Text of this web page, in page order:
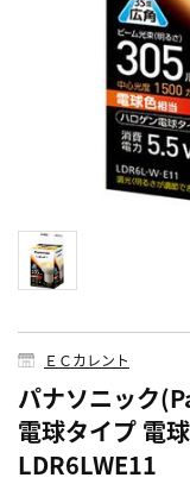
ＥＣカレント
パナソニック
電球タイプ 電
LDR6LWE11